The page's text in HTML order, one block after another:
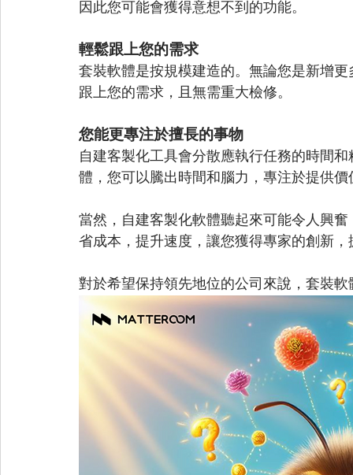
因此您可能會獲得意想不到的功能。
輕鬆跟上您的需求
套裝軟體是按規模建造的。無論您是新增
跟上您的需求，且無需重大檢修。
您能更專注於擅長的事物
自建客製化工具會分散應執行任務的時間
體，您可以騰出時間和腦力，專注於提供價
當然，自建客製化軟體聽起來可能令人興
省成本，提升速度，讓您獲得專家的創新
對於希望保持領先地位的公司來說，套裝